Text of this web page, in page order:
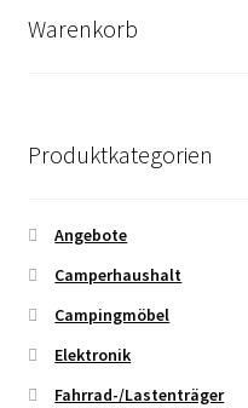
Warenkorb
Produktkategorien
Angebote
Camperhaushalt
Campingmöbel
Elektronik
Fahrrad-/Lastenträger